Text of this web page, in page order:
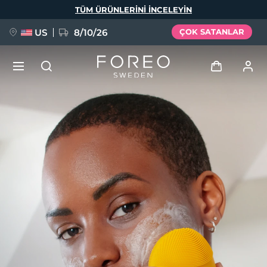
TÜM ÜRÜNLERINI INCELEYIN
US 8/10/26 ÇOK SATANLAR
Kullanici profi̇li̇
Cihazlarım
Siparişlerim
Adresim
Aboneliklerim
YENİ
FAQ™ Pure Beauty-Tech Elixir
BREAKING NEWS
issa™ Teeth Whitening Set
Dil Seçimi
English Deutsch
Español
Français
Italiano
Português
Svenska
Русский
Türkçe
简体中文 繁體中文